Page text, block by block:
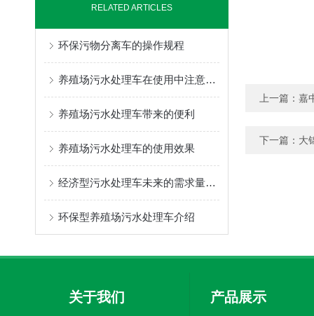
RELATED ARTICLES
环保污物分离车的操作规程
养殖场污水处理车在使用中注意的问题
养殖场污水处理车带来的便利
养殖场污水处理车的使用效果
经济型污水处理车未来的需求量会快速增长
环保型养殖场污水处理车介绍
上一篇： 嘉
下一篇： 大
关于我们 产品展示